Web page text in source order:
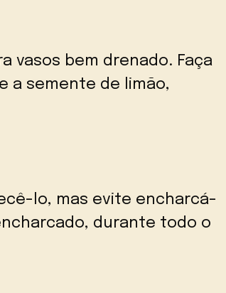
vasos bem drenado. Faça
a semente de limão,
lo, mas evite encharcá-
durante todo o